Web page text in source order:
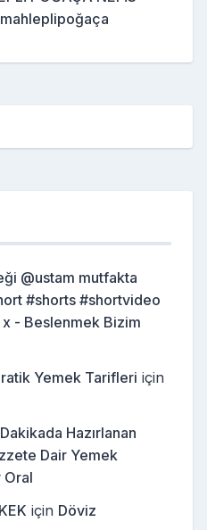
@ustam mutfakta
#shorts #shortvideo
x - Beslenmek Bizim
Yemek Tarifleri için
Hazırlanan
Dair Yemek
Oral
için Döviz